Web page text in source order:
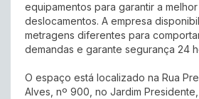
equipamentos para garantir a
deslocamentos. A empresa
metragens diferentes para
demandas e garante segurança 24
O espaço está localizado na Rua
Alves, nº 900, no Jardim Presidente,